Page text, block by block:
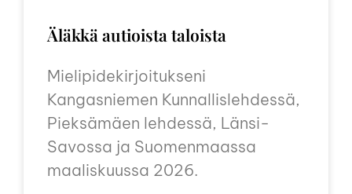
Äläkkä autioista taloista
Mielipidekirjoitukseni
Kangasniemen Kunnallislehdessä,
Pieksämäen lehdessä, Länsi-
Savossa ja Suomenmaassa
maaliskuussa 2026.